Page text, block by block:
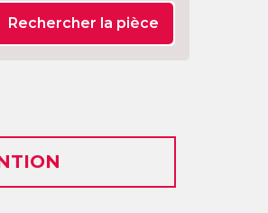
Rechercher la pièce